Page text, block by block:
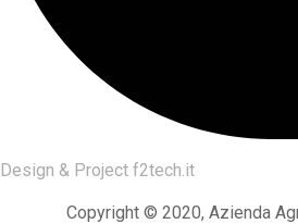
Design & Project f2tech.it
Copyright © 2020, Azienda